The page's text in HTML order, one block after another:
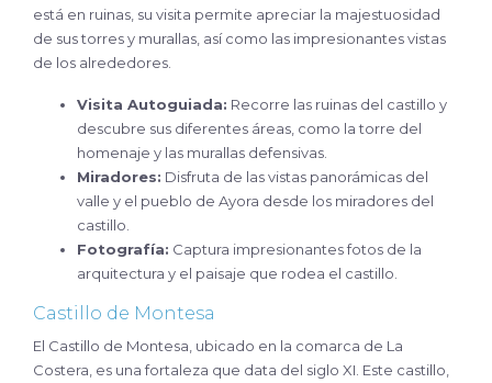
está en ruinas, su visita permite apreciar la majestuosidad
de sus torres y murallas, así como las impresionantes vistas
de los alrededores.
Visita Autoguiada: Recorre las ruinas del castillo y
descubre sus diferentes áreas, como la torre del
homenaje y las murallas defensivas.
Miradores: Disfruta de las vistas panorámicas del
valle y el pueblo de Ayora desde los miradores del
castillo.
Fotografía: Captura impresionantes fotos de la
arquitectura y el paisaje que rodea el castillo.
Castillo de Montesa
El Castillo de Montesa, ubicado en la comarca de La
Costera, es una fortaleza que data del siglo XI. Este castillo,